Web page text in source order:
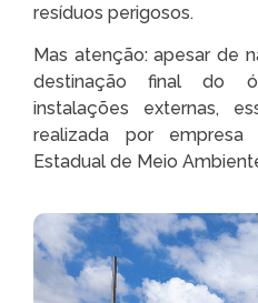
resíduos perigosos.
Mas atenção: apesar de
destinação final do
instalações externas,
realizada por empresa
Estadual de Meio